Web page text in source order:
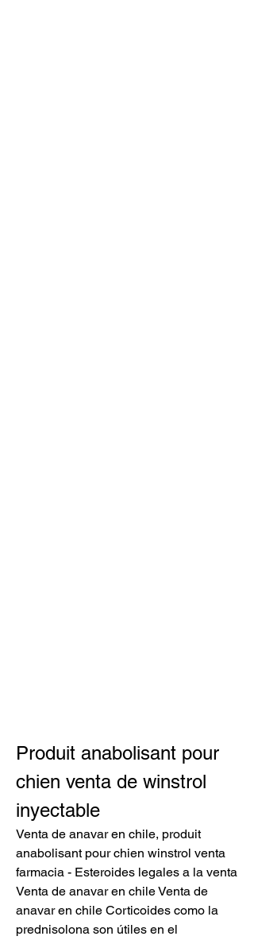
Produit anabolisant pour
chien venta de winstrol
inyectable
Venta de anavar en chile, produit
anabolisant pour chien winstrol venta
farmacia - Esteroides legales a la venta
Venta de anavar en chile Venta de
anavar en chile Corticoides como la
prednisolona son útiles en el